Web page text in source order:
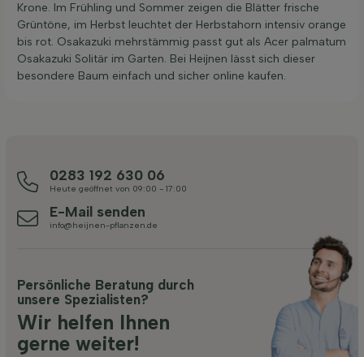
Krone. Im Frühling und Sommer zeigen die Blätter frische
Grüntöne, im Herbst leuchtet der Herbstahorn intensiv orange
bis rot. Osakazuki mehrstämmig passt gut als Acer palmatum
Osakazuki Solitär im Garten. Bei Heijnen lässt sich dieser
besondere Baum einfach und sicher online kaufen.
0283 192 630 06
Heute geöffnet von 09:00 - 17:00
E-Mail senden
info@heijnen-pflanzen.de
Persönliche Beratung durch
unsere Spezialisten?
Wir helfen Ihnen
gerne weiter!